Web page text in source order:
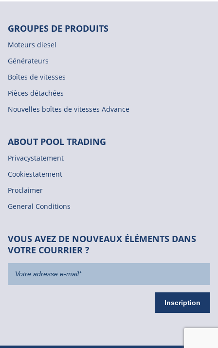
GROUPES DE PRODUITS
Moteurs diesel
Générateurs
Boîtes de vitesses
Pièces détachées
Nouvelles boîtes de vitesses Advance
ABOUT POOL TRADING
Privacystatement
Cookiestatement
Proclaimer
General Conditions
VOUS AVEZ DE NOUVEAUX ÉLÉMENTS DANS
VOTRE COURRIER ?